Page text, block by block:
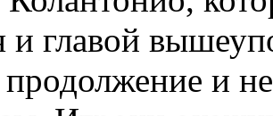
и главой
продолжение и